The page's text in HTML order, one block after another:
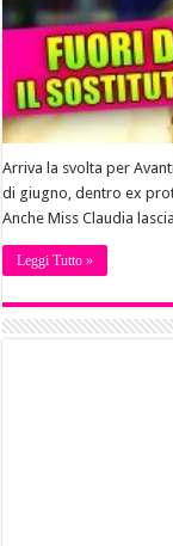
Arriva la svolta per
di giugno, dentro ex
Anche Miss Claudia
Leggi Tutto »